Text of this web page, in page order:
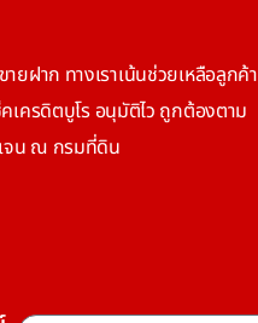
ยฝาก ทางเราเน้นช่วยเหลือลูกค้า
เครดิตบูโร อนุมัติไว ถูกต้องตาม
จน ณ กรมที่ดิน